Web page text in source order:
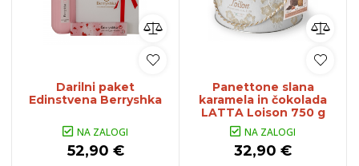
Darilni paket
Edinstvena Berryshka
NA ZALOGI
52,90 €
Panettone slana
karamela in čokolada
LATTA Loison 750 g
NA ZALOGI
32,90 €